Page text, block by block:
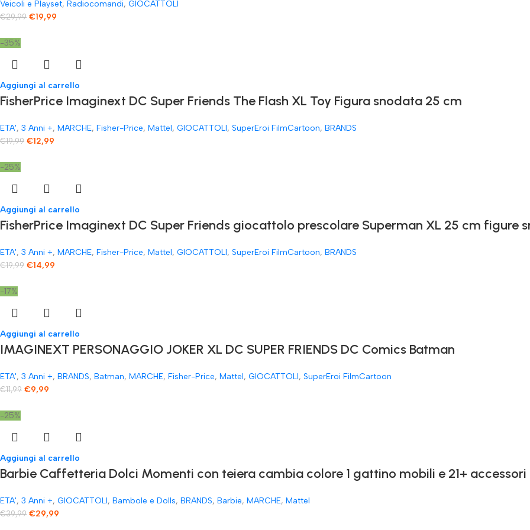
Veicoli e Playset, Radiocomandi, GIOCATTOLI
€29,99 €19,99
-35%
Aggiungi al carrello
FisherPrice Imaginext DC Super Friends The Flash XL Toy Figura snodata 25 cm
ETA', 3 Anni +, MARCHE, Fisher-Price, Mattel, GIOCATTOLI, SuperEroi FilmCartoon, BRANDS
€19,99 €12,99
-25%
Aggiungi al carrello
FisherPrice Imaginext DC Super Friends giocattolo prescolare Superman XL 25 cm figure
ETA', 3 Anni +, MARCHE, Fisher-Price, Mattel, GIOCATTOLI, SuperEroi FilmCartoon, BRANDS
€19,99 €14,99
-17%
Aggiungi al carrello
IMAGINEXT PERSONAGGIO JOKER XL DC SUPER FRIENDS DC Comics Batman
ETA', 3 Anni +, BRANDS, Batman, MARCHE, Fisher-Price, Mattel, GIOCATTOLI, SuperEroi FilmCartoon
€11,99 €9,99
-25%
Aggiungi al carrello
​Barbie Caffetteria Dolci Momenti con teiera cambia colore 1 gattino mobili e 21+ accessori
ETA', 3 Anni +, GIOCATTOLI, Bambole e Dolls, BRANDS, Barbie, MARCHE, Mattel
€39,99 €29,99